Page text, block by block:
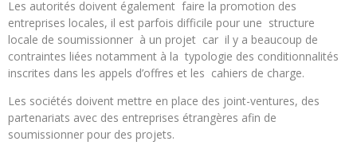
Les autorités doivent également faire la promotion des
entreprises locales, il est parfois difficile pour une structure
locale de soumissionner à un projet car il y a beaucoup de
contraintes liées notamment à la typologie des conditionnalités
inscrites dans les appels d’offres et les cahiers de charge.
Les sociétés doivent mettre en place des joint-ventures, des
partenariats avec des entreprises étrangères afin de
soumissionner pour des projets.